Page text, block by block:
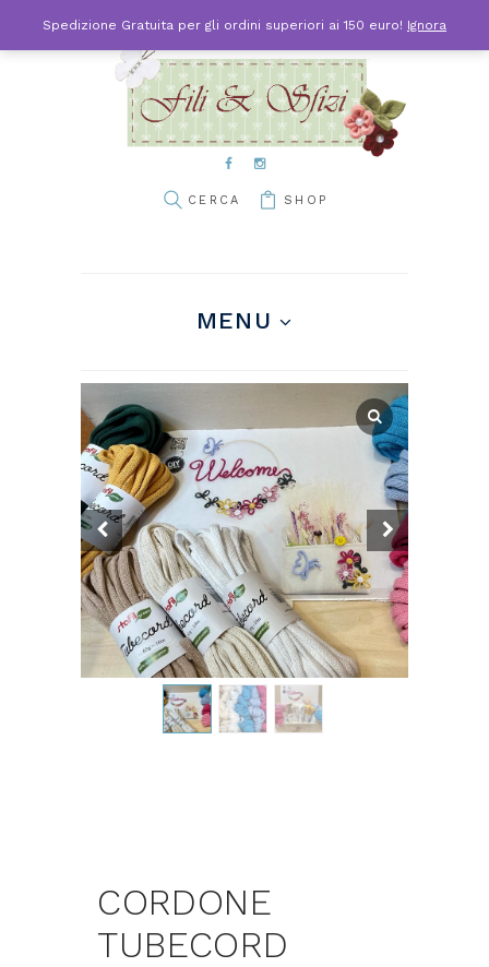
SHOP
MENU
CORDONE
TUBECORD
Spedizione Gratuita per gli ordini superiori ai 150 euro! Ignora